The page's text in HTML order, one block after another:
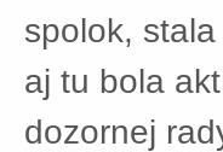
spolok,
aj tu bola
dozornej